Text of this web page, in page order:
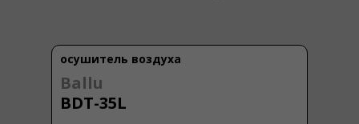
осушитель воздуха
Ballu
BDT-35L